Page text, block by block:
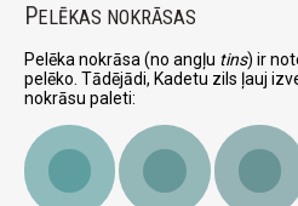
PELĒKAS NOKRĀSAS
Pelēka nokrāsa (no angļu tins) ir
pelēko. Tādējādi, Kadetu zils ļauj
nokrāsu paleti: